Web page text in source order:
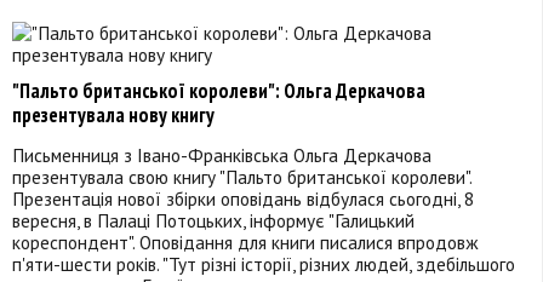
"Пальто британської королеви": Ольга Деркачова
презентувала нову книгу
Письменниця з Івано-Франківська Ольга Деркачова
презентувала свою книгу "Пальто британської королеви".
Презентація нової збірки оповідань відбулася сьогодні, 8
вересня, в Палаці Потоцьких, інформує "Галицький
кореспондент". Оповідання для книги писалися впродовж
п'яти-шести років. "Тут різні історії, різних людей, здебільшого